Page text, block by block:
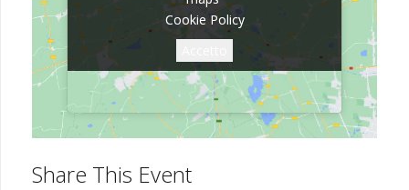
Cookie Policy
Cookie Policy
Share This Event